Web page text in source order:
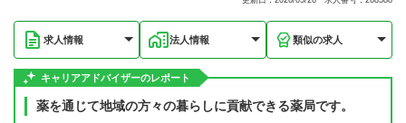
求人情報 法人情報 類似の求人
キャリアアドバイザーのレポート
薬を通じて地域の方々の暮らしに貢献できる薬局です。